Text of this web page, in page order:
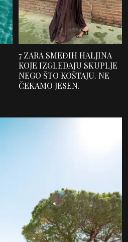
7 ZARA SMEĐIH HALJINA
KOJE IZGLEDAJU SKUPLJE
NEGO ŠTO KOŠTAJU. NE
ČEKAMO JESEN.